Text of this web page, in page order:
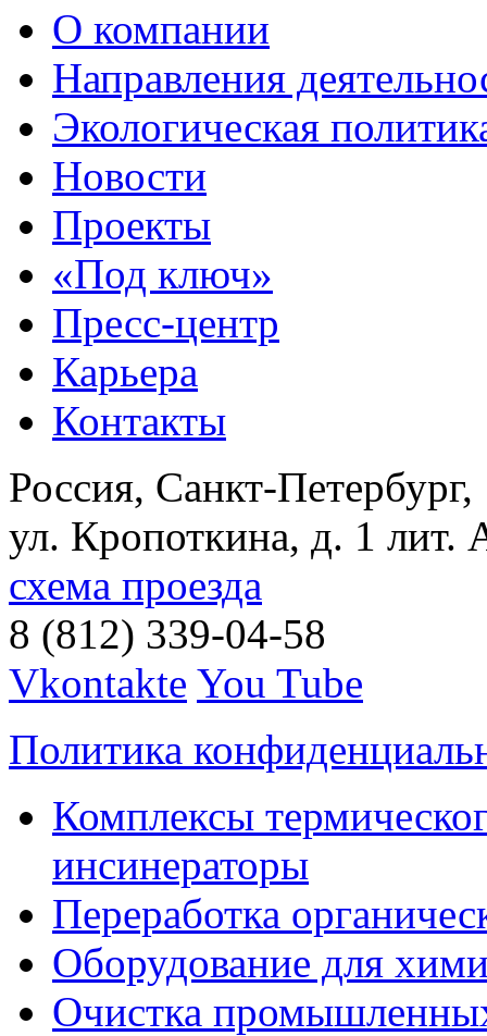
О компании
Направления
Экологическая
Новости
Проекты
«Под ключ»
Пресс-центр
Карьера
Контакты
Россия, Санкт-Петербург,
ул. Кропоткина, д. 1 лит.
схема проезда
8 (812) 339-04-58
Vkontakte You Tube
Политика
Комплексы
инсинераторы
Переработка
Оборудование для
Очистка